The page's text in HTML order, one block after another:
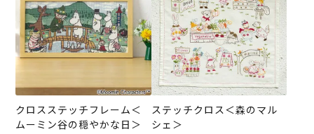
クロスステッチフレーム＜
ムーミン谷の穏やかな日＞
ステッチクロス＜森のマル
シェ＞